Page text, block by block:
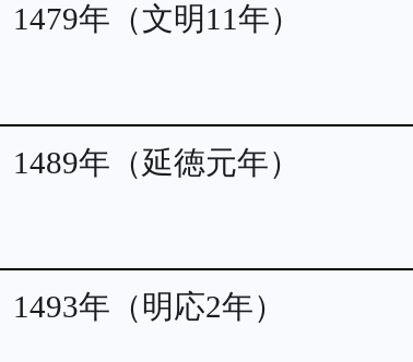
1479年（文明11年）
1489年（延徳元年）
1493年（明応2年）